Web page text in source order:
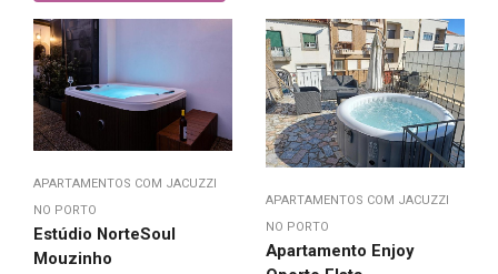
APARTAMENTOS COM JACUZZI
NO PORTO
Estúdio NorteSoul
Mouzinho
APARTAMENTOS COM JACUZZI
NO PORTO
Apartamento Enjoy